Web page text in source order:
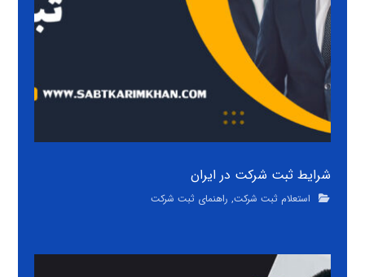
شرایط ثبت شرکت در ایران
استعلام ثبت شرکت, راهنمای ثبت شرکت